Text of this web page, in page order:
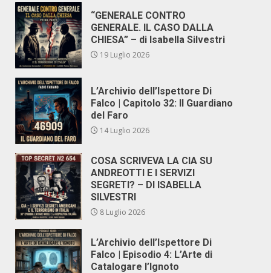
“GENERALE CONTRO
GENERALE. IL CASO DALLA
CHIESA” – di Isabella Silvestri
19 Luglio 2026
L’Archivio dell’Ispettore Di
Falco | Capitolo 32: Il Guardiano
del Faro
14 Luglio 2026
COSA SCRIVEVA LA CIA SU
ANDREOTTI E I SERVIZI
SEGRETI? – DI ISABELLA
SILVESTRI
8 Luglio 2026
L’Archivio dell’Ispettore Di
Falco | Episodio 4: L’Arte di
Catalogare l’Ignoto